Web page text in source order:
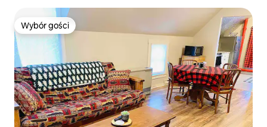
Wybór gości
Wybór gości